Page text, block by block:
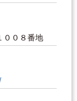
００８番地